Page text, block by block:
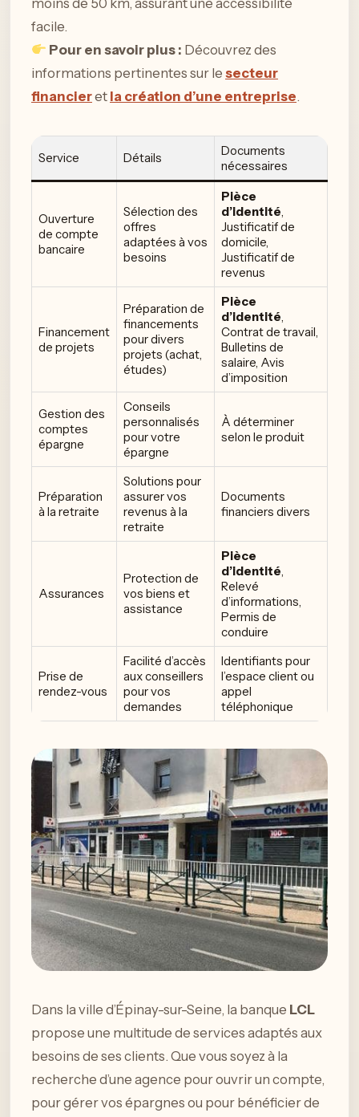
facile.
Pour en savoir plus : Découvrez des
informations pertinentes sur le secteur
financieret la création d’une entreprise.
Service Détails
Documents
nécessaires
Ouverture
de compte
bancaire
Sélection des
offres
adaptées à vos
besoins
Pièce
d’identité
Justificatif de
domicile,
Justificatif de
revenus
Financement
de projets
Préparation de
financements
pour divers
projets (achat,
études)
Pièce
d’identité
Contrat de travail,
Bulletins de
salaire, Avis
d’imposition
Gestion des
comptes
épargne
Conseils
personnalisés
pour votre
épargne
À déterminer
selon le produit
Préparation
à la retraite
Solutions pour
assurer vos
revenus à la
retraite
Documents
financiers divers
Assurances
Protection de
vos biens et
assistance
Pièce
d’identité
Relevé
d’informations,
Permis de
conduire
Prise de
rendez-vous
Facilité d’accès
aux conseillers
pour vos
demandes
Identifiants pour
l’espace client ou
appel
téléphonique
Dans la ville d’Épinay-sur-Seine, la banque LCL
propose une multitude de services adaptés aux
besoins de ses clients. Que vous soyez à la
recherche d’une agence pour ouvrir un compte,
pour gérer vos épargnes ou pour bénéficier de